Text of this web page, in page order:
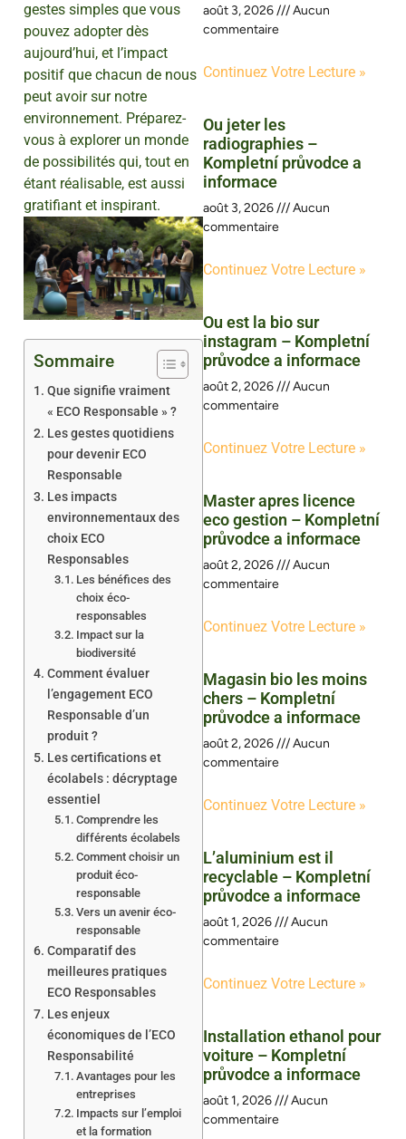
gestes simples que vous
pouvez adopter dès
aujourd’hui, et l’impact
positif que chacun de nous
peut avoir sur notre
environnement. Préparez-
vous à explorer un monde
de possibilités qui, tout en
étant réalisable, est aussi
gratifiant et inspirant.
Sommaire
Que signifie vraiment
« ECO Responsable » ?
Les gestes quotidiens
pour devenir ECO
Responsable
Les impacts
environnementaux des
choix ECO
Responsables
Les bénéfices des
choix éco-
responsables
Impact sur la
biodiversité
Comment évaluer
l’engagement ECO
Responsable d’un
produit ?
Les certifications et
écolabels : décryptage
essentiel
Comprendre les
différents écolabels
Comment choisir un
produit éco-
responsable
Vers un avenir éco-
responsable
Comparatif des
meilleures pratiques
ECO Responsables
Les enjeux
économiques de l’ECO
Responsabilité
Avantages pour les
entreprises
Impacts sur l’emploi
et la formation
août 3, 2026
Aucun
commentaire
Continuez Votre Lecture »
Ou jeter les
radiographies –
Kompletní průvodce a
informace
août 3, 2026
Aucun
commentaire
Continuez Votre Lecture »
Ou est la bio sur
instagram – Kompletní
průvodce a informace
août 2, 2026
Aucun
commentaire
Continuez Votre Lecture »
Master apres licence
eco gestion – Kompletní
průvodce a informace
août 2, 2026
Aucun
commentaire
Continuez Votre Lecture »
Magasin bio les moins
chers – Kompletní
průvodce a informace
août 2, 2026
Aucun
commentaire
Continuez Votre Lecture »
L’aluminium est il
recyclable – Kompletní
průvodce a informace
août 1, 2026
Aucun
commentaire
Continuez Votre Lecture »
Installation ethanol pour
voiture – Kompletní
průvodce a informace
août 1, 2026
Aucun
commentaire